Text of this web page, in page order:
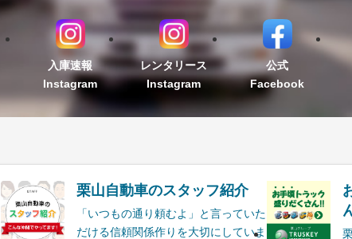
入庫速報
Instagram
レンタリース
Instagram
公式
Facebook
栗山自動車のスタッフ紹介
「いつもの通り頼むよ」と言っていた
だける信頼関係作りを大切にしていま